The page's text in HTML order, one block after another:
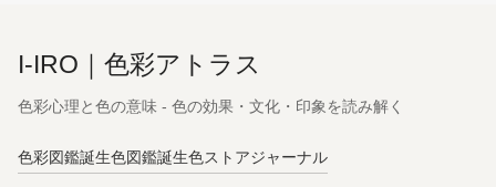
I-IRO｜色彩アトラス
色彩心理と色の意味 - 色の効果・文化・印象を読み解く
色彩図鑑誕生色図鑑誕生色ストアジャーナル